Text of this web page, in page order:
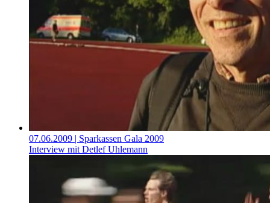
07.06.2009 | Sparkassen Gala 2009
Interview mit Detlef Uhlemann